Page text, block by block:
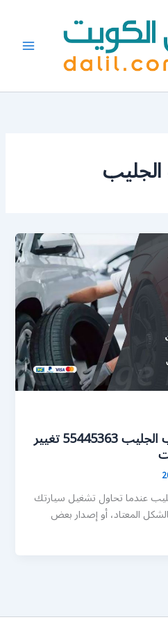
تبديل بطارية سيارة غرب الجليب 55445363 تغيير
عندما تحاول تشغيل سيارتك
المعتاد، أو إصدار بعض